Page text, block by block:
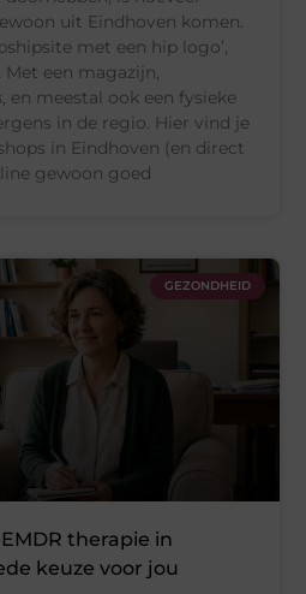
uit Eindhoven komen.
met een hip logo’,
een magazijn,
en meestal ook een fysieke
in de regio. Hier vind je
in Eindhoven (en direct
gewoon goed
GEZONDHEID
therapie in
keuze voor jou